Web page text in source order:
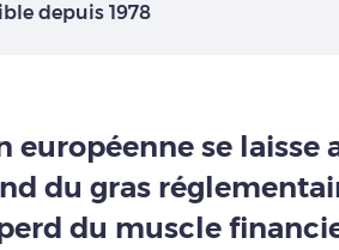
depuis 1978
européenne se laisse
du gras
du muscle